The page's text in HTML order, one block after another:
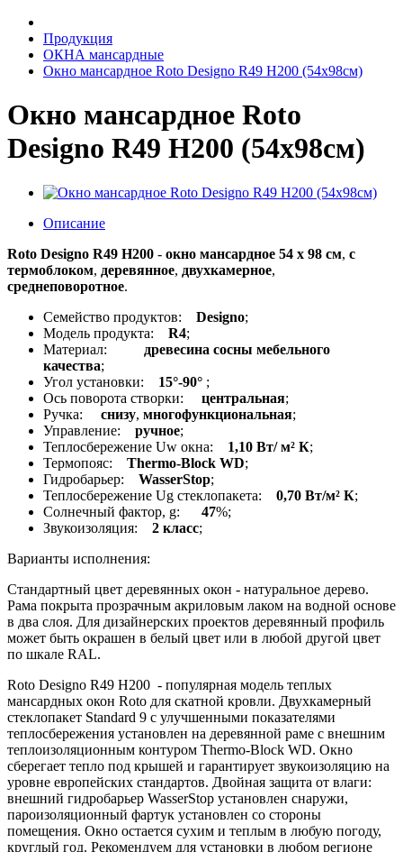
Продукция
ОКНА мансардные
Окно мансардное Roto Designo R49 H200 (54x98см)
Окно мансардное Roto
Designo R49 H200 (54x98см)
Описание
Roto Designo R49 H200 - окно мансардное 54 x 98 см, с
термоблоком, деревянное, двухкамерное,
среднеповоротное.
Семейство продуктов: Designo;
Модель продукта: R4;
Материал:
древесина сосны мебельного
качества;
Угол установки: 15°-90° ;
Ось поворота створки: центральная;
Ручка: снизу, многофункциональная;
Управление: ручное;
Теплосбережение Uw окна: 1,10 Вт/ м² К;
Термопояс: Thermo-Block WD;
Гидробарьер: WasserStop;
Теплосбережение Ug стеклопакета:
0,70 Вт/м² К;
Солнечный фактор, g:
47%;
Звукоизоляция:
2 класс;
Варианты исполнения:
Стандартный цвет деревянных окон - натуральное дерево.
Рама покрыта прозрачным акриловым лаком на водной основе
в два слоя. Для дизайнерских проектов деревянный профиль
может быть окрашен в белый цвет или в любой другой цвет
по шкале RAL.
Roto Designo R49 H200 - популярная модель теплых
мансардных окон Roto для скатной кровли. Двухкамерный
стеклопакет Standard 9 c улучшенными показателями
теплосбережения установлен на деревянной раме с внешним
теплоизоляционным контуром Thermo-Block WD. Окно
сберегает тепло под крышей и гарантирует звукоизоляцию на
уровне европейских стандартов. Двойная защита от влаги:
внешний гидробарьер WasserStop установлен снаружи,
пароизоляционный фартук установлен со стороны
помещения. Окно остается сухим и теплым в любую погоду,
круглый год. Рекомендуем для установки в любом регионе